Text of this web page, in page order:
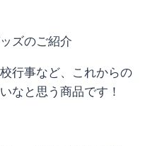
ズのご紹介
行事など、これからの
なと思う商品です！